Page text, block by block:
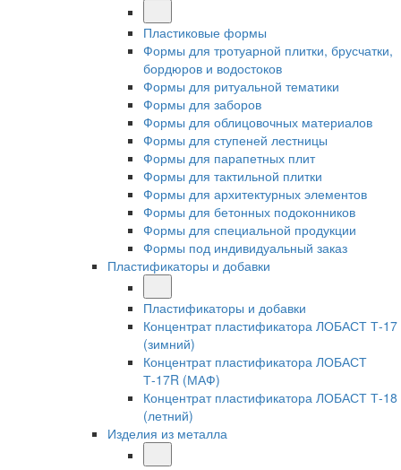
Пластиковые формы
Формы для тротуарной плитки, брусчатки,
бордюров и водостоков
Формы для ритуальной тематики
Формы для заборов
Формы для облицовочных материалов
Формы для ступеней лестницы
Формы для парапетных плит
Формы для тактильной плитки
Формы для архитектурных элементов
Формы для бетонных подоконников
Формы для специальной продукции
Формы под индивидуальный заказ
Пластификаторы и добавки
Пластификаторы и добавки
Концентрат пластификатора ЛОБАСТ Т-17
(зимний)
Концентрат пластификатора ЛОБАСТ
Т-17R (МАФ)
Концентрат пластификатора ЛОБАСТ Т-18
(летний)
Изделия из металла